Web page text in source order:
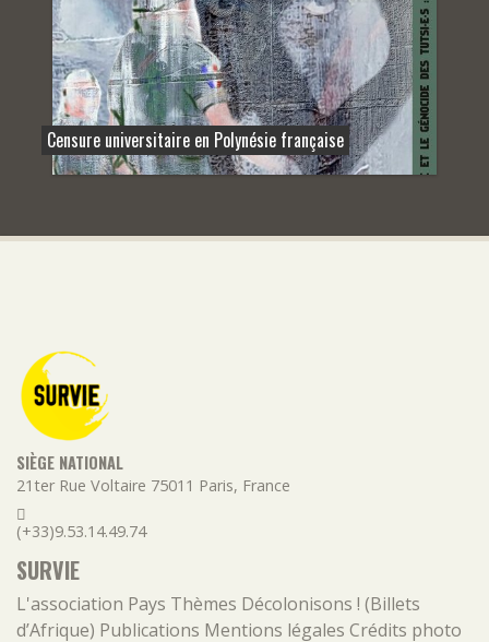
Censure universitaire en Polynésie française
SIÈGE NATIONAL
21ter Rue Voltaire 75011 Paris, France
(+33)9.53.14.49.74
SURVIE
L'association Pays Thèmes Décolonisons ! (Billets
d’Afrique) Publications Mentions légales Crédits photo